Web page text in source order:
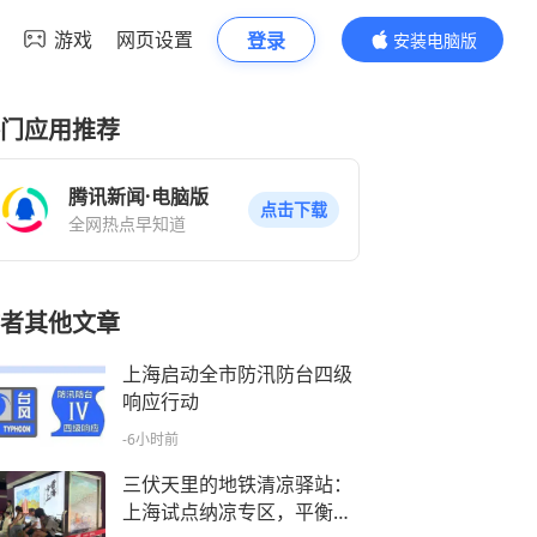
游戏 网页设置 登录
安装电脑版
内容更精彩
应用推荐
腾讯新闻·电脑版
全网热点早知道
点击下载
其他文章
上海启动全市防汛防台四级
响应行动
-6小时前
三伏天里的地铁清凉驿站：
上海试点纳凉专区，平衡通